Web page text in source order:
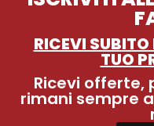
RICEVI
TUO
Ricevi offerte,
rimani sempre